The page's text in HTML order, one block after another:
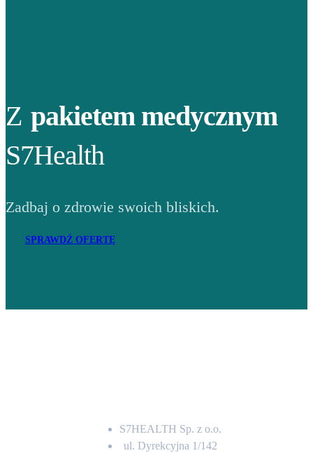
Z pakietem medycznym
S7Health
Zadbaj o zdrowie swoich bliskich.
SPRAWDŹ OFERTĘ
S7HEALTH Sp. z o.o.
ul. Dyrekcyjna 1/142